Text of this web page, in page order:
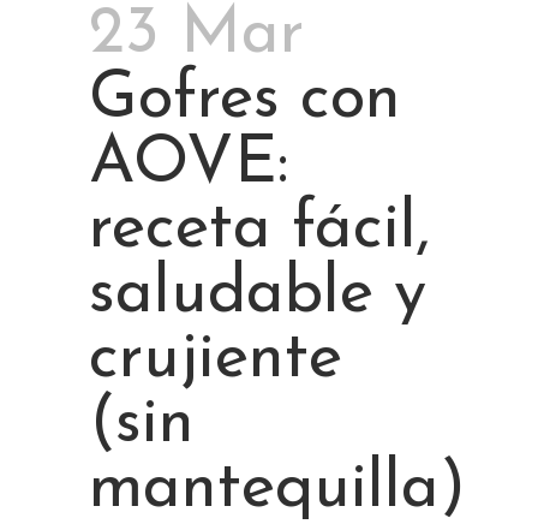
23 Mar
Gofres con
AOVE:
receta fácil,
saludable y
crujiente
(sin
mantequilla)